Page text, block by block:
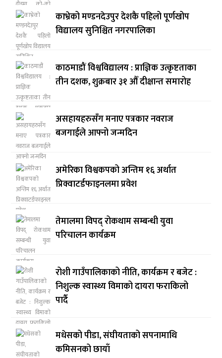
काभ्रेको मण्डनदेउपुर देशकै पहिलो पूर्णखोप
विद्यालय सुनिश्चित नगरपालिका
काठमाडौं विश्वविद्यालय : प्राज्ञिक उत्कृष्टताका
तीन दशक, शुक्रबार ३१ औँ दीक्षान्त समारोह
असहायहरुसँग मनाए पत्रकार नवराज
बजगाईले आफ्नो जन्मदिन
अमेरिका विश्वकपको अन्तिम १६ अर्थात
प्रिक्वाटर्डफाइनलमा प्रवेश
तेमालमा विपद् रोकथाम सम्बन्धी युवा
परिचालन कार्यक्रम
रोशी गाउँपालिकाको नीति, कार्यक्रम र बजेट :
निशुल्क स्वास्थ्य विमाको दायरा फराकिलो
पार्दै
मधेसको पीडा, संघीयताको सपनामाथि
कमिसनको छायाँ